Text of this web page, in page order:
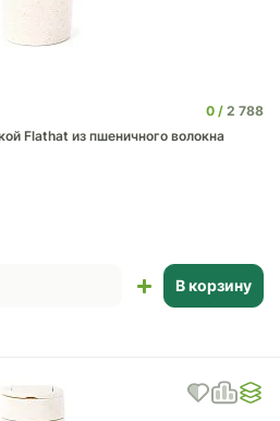
0
2 788
Flathat из пшеничного волокна
В корзину